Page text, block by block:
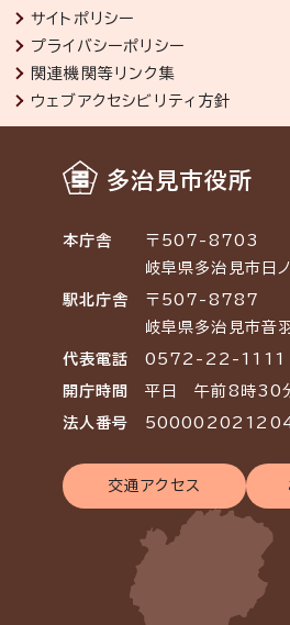
サイトポリシー
プライバシーポリシー
関連機関等リンク集
ウェブアクセシビリティ方針
多治見市役所
本庁舎
〒507-8703
岐阜県多治見市日
駅北庁舎
〒507-8787
岐阜県多治見市
代表電話 0572-22-1111
開庁時間 平日 午前8時30
法人番号
交通アクセス